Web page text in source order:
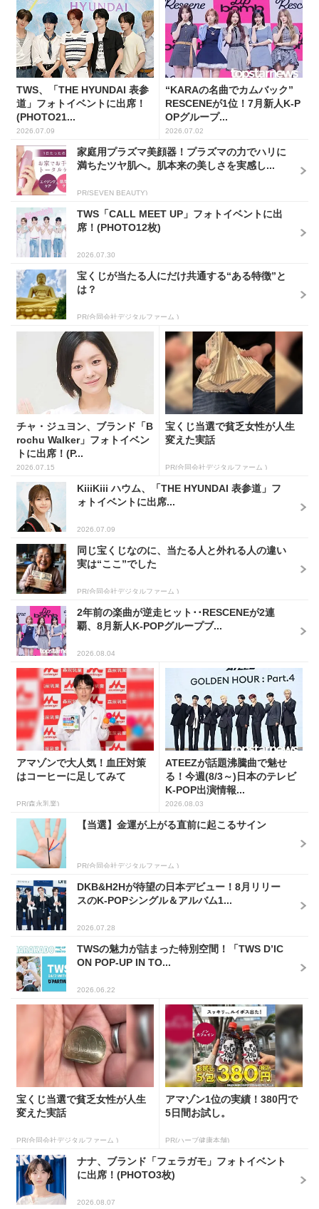
TWS、「THE HYUNDAI 表参
道」フォトイベントに出席！
(PHOTO21...
2026.07.09
“KARAの名曲でカムバック”
RESCENEが1位！7月新人K-P
OPグループ...
2026.07.02
家庭用プラズマ美顔器！プラズマの力でハリに
満ちたツヤ肌へ。肌本来の美しさを実感し...
PR(SEVEN BEAUTY)
TWS「CALL MEET UP」フォトイベントに出
席！(PHOTO12枚)
2026.07.30
宝くじが当たる人にだけ共通する“ある特徴”と
は？
PR(合同会社デジタルファーム )
チャ・ジュヨン、ブランド「B
rochu Walker」フォトイベン
トに出席！(P...
2026.07.15
宝くじ当選で貧乏女性が人生
変えた実話
PR(合同会社デジタルファーム )
KiiiKiii ハウム、「THE HYUNDAI 表参道」フ
ォトイベントに出席...
2026.07.09
同じ宝くじなのに、当たる人と外れる人の違い
実は“ここ”でした
PR(合同会社デジタルファーム )
2年前の楽曲が逆走ヒット･･RESCENEが2連
覇、8月新人K-POPグループブ...
2026.08.04
アマゾンで大人気！血圧対策
はコーヒーに足してみて
PR(森永乳業)
ATEEZが話題沸騰曲で魅せ
る！今週(8/3～)日本のテレビ
K-POP出演情報...
2026.08.03
【当選】金運が上がる直前に起こるサイン
PR(合同会社デジタルファーム )
DKB&H2Hが待望の日本デビュー！8月リリー
スのK-POPシングル＆アルバム1...
2026.07.28
TWSの魅力が詰まった特別空間！「TWS D’IC
ON POP-UP IN TO...
2026.06.22
宝くじ当選で貧乏女性が人生
変えた実話
PR(合同会社デジタルファーム )
アマゾン1位の実績！380円で
5日間お試し。
PR(ハーブ健康本舗)
ナナ、ブランド「フェラガモ」フォトイベント
に出席！(PHOTO3枚)
2026.08.07